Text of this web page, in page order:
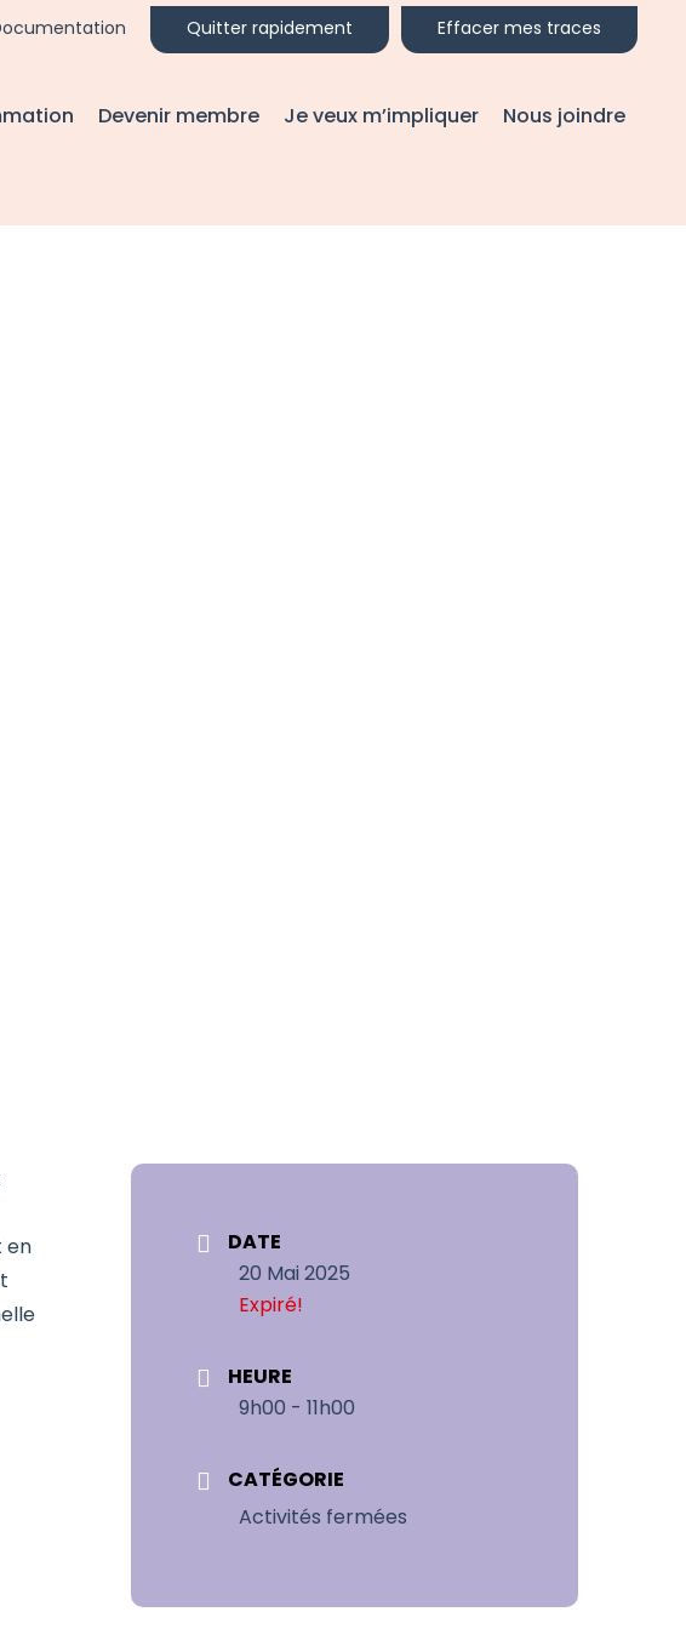
Devenir membre Je veux m’impliquer Nous joindre
Quitter rapidement Effacer mes traces
en
DATE
20 Mai 2025
Expiré!
HEURE
9h00 - 11h00
CATÉGORIE
Activités fermées